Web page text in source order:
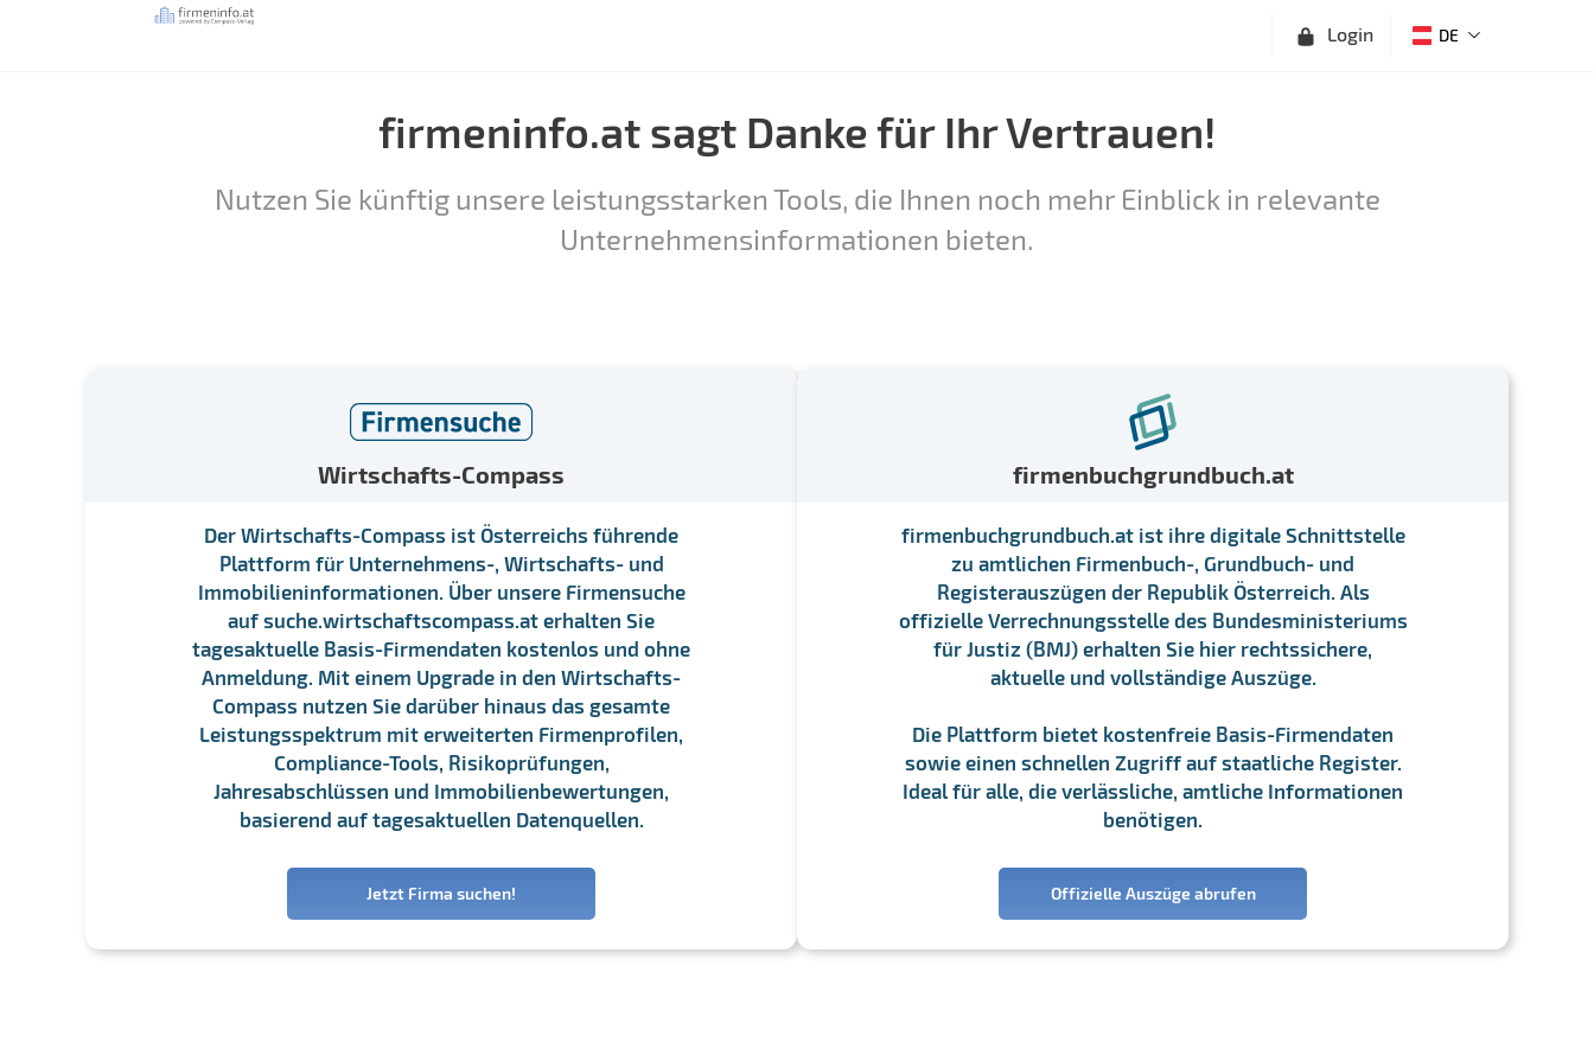
Login DE
firmeninfo.at sagt Danke für Ihr Vertrauen!
Nutzen Sie künftig unsere leistungsstarken Tools, die Ihnen noch mehr Einblick in relevante
Unternehmensinformationen bieten.
Wirtschafts-Compass
Der Wirtschafts-Compass ist Österreichs führende
Plattform für Unternehmens-, Wirtschafts- und
Immobilieninformationen. Über unsere Firmensuche
auf suche.wirtschaftscompass.at erhalten Sie
tagesaktuelle Basis-Firmendaten kostenlos und ohne
Anmeldung. Mit einem Upgrade in den Wirtschafts-
Compass nutzen Sie darüber hinaus das gesamte
Leistungsspektrum mit erweiterten Firmenprofilen,
Compliance-Tools, Risikoprüfungen,
Jahresabschlüssen und Immobilienbewertungen,
basierend auf tagesaktuellen Datenquellen.
Jetzt Firma suchen!
firmenbuchgrundbuch.at
firmenbuchgrundbuch.at ist ihre digitale Schnittstelle
zu amtlichen Firmenbuch-, Grundbuch- und
Registerauszügen der Republik Österreich. Als
offizielle Verrechnungsstelle des Bundesministeriums
für Justiz (BMJ) erhalten Sie hier rechtssichere,
aktuelle und vollständige Auszüge.
Die Plattform bietet kostenfreie Basis-Firmendaten
sowie einen schnellen Zugriff auf staatliche Register.
Ideal für alle, die verlässliche, amtliche Informationen
benötigen.
Offizielle Auszüge abrufen